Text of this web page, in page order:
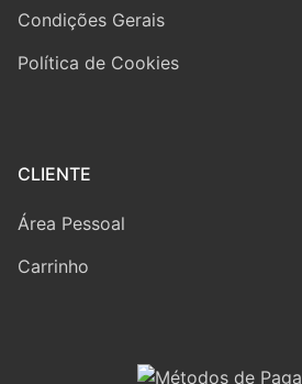
Condições Gerais
Política de Cookies
CLIENTE
Área Pessoal
Carrinho